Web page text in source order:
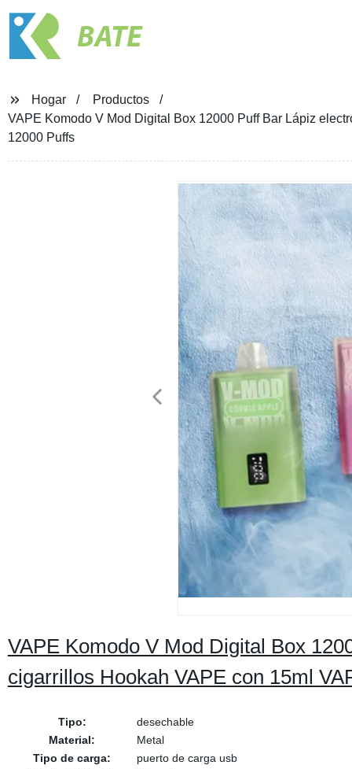
BATE
Hogar
Productos
VAPE Komodo V Mod Digital Box 12000 Puff Bar Lápiz
12000 Puffs
VAPE Komodo V Mod Digital Box
cigarrillos Hookah VAPE con 15ml
Tipo:
desechable
Material:
Metal
Tipo de carga:
puerto de carga usb